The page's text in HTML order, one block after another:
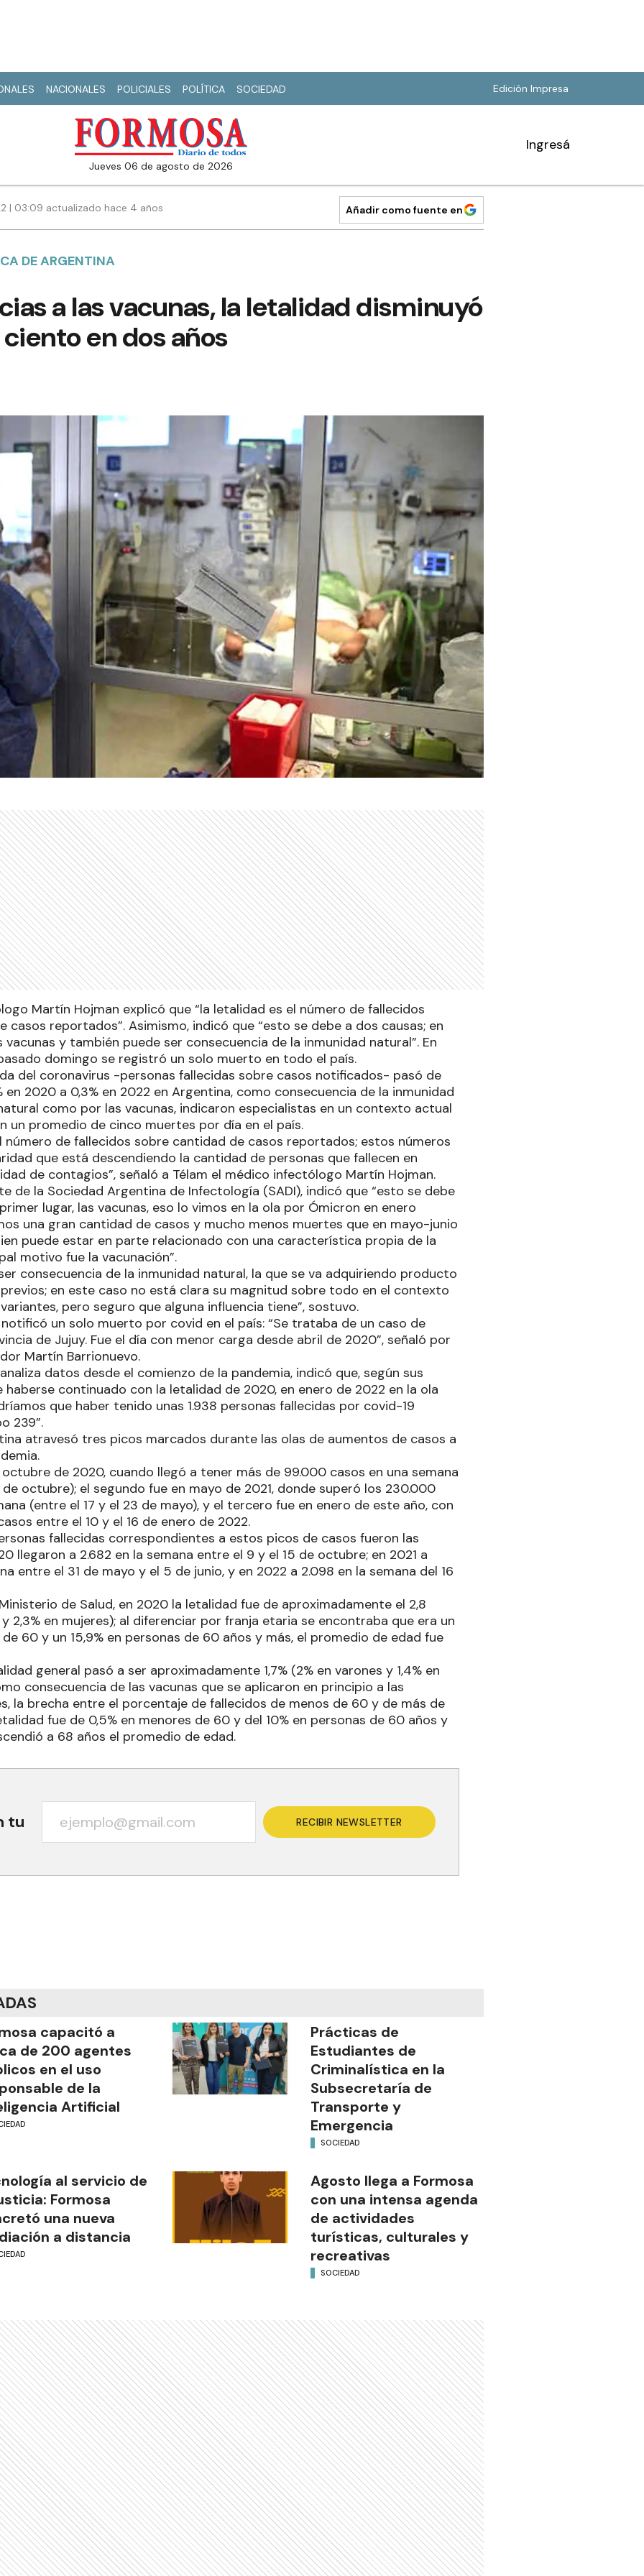
NACIONALES POLICIALES POLÍTICA SOCIEDAD Edición Impresa
jueves 06 de agosto de 2026
Ingresá
| 03:09 actualizado hace 4 años Añadir como fuente en
DE ARGENTINA
a las vacunas, la letalidad disminuyó
en dos años
Martín Hojman explicó que “la letalidad es el número de fallecidos
casos reportados”. Asimismo, indicó que “esto se debe a dos causas; en
vacunas y también puede ser consecuencia de la inmunidad natural”. En
domingo se registró un solo muerto en todo el país.
del coronavirus -personas fallecidas sobre casos notificados- pasó de
en 2020 a 0,3% en 2022 en Argentina, como consecuencia de la inmunidad
como por las vacunas, indicaron especialistas en un contexto actual
un promedio de cinco muertes por día en el país.
número de fallecidos sobre cantidad de casos reportados; estos números
que está descendiendo la cantidad de personas que fallecen en
de contagios”, señaló a Télam el médico infectólogo Martín Hojman.
de la Sociedad Argentina de Infectología (SADI), indicó que “esto se debe
lugar, las vacunas, eso lo vimos en la ola por Ómicron en enero
una gran cantidad de casos y mucho menos muertes que en mayo-junio
puede estar en parte relacionado con una característica propia de la
motivo fue la vacunación”.
consecuencia de la inmunidad natural, la que se va adquiriendo producto
en este caso no está clara su magnitud sobre todo en el contexto
pero seguro que alguna influencia tiene”, sostuvo.
un solo muerto por covid en el país: “Se trataba de un caso de
de Jujuy. Fue el día con menor carga desde abril de 2020”, señaló por
Martín Barrionuevo.
datos desde el comienzo de la pandemia, indicó que, según sus
haberse continuado con la letalidad de 2020, en enero de 2022 en la ola
que haber tenido unas 1.938 personas fallecidas por covid-19
239”.
atravesó tres picos marcados durante las olas de aumentos de casos a
de 2020, cuando llegó a tener más de 99.000 casos en una semana
de octubre); el segundo fue en mayo de 2021, donde superó los 230.000
(entre el 17 y el 23 de mayo), y el tercero fue en enero de este año, con
entre el 10 y el 16 de enero de 2022.
fallecidas correspondientes a estos picos de casos fueron las
llegaron a 2.682 en la semana entre el 9 y el 15 de octubre; en 2021 a
entre el 31 de mayo y el 5 de junio, y en 2022 a 2.098 en la semana del 16
de Salud, en 2020 la letalidad fue de aproximadamente el 2,8
2,3% en mujeres); al diferenciar por franja etaria se encontraba que era un
60 y un 15,9% en personas de 60 años y más, el promedio de edad fue
general pasó a ser aproximadamente 1,7% (2% en varones y 1,4% en
consecuencia de las vacunas que se aplicaron en principio a las
la brecha entre el porcentaje de fallecidos de menos de 60 y de más de
fue de 0,5% en menores de 60 y del 10% en personas de 60 años y
a 68 años el promedio de edad.
tu RECIBIR NEWSLETTER
capacitó a
de 200 agentes
en el uso
de la
Artificial
Prácticas de
Estudiantes de
Criminalística en la
Subsecretaría de
Transporte y
Emergencia
SOCIEDAD
al servicio de
Formosa
una nueva
a distancia
Agosto llega a Formosa
con una intensa agenda
de actividades
turísticas, culturales y
recreativas
SOCIEDAD